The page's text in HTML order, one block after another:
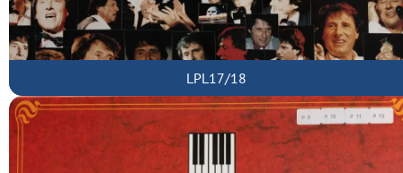
LPL17/18